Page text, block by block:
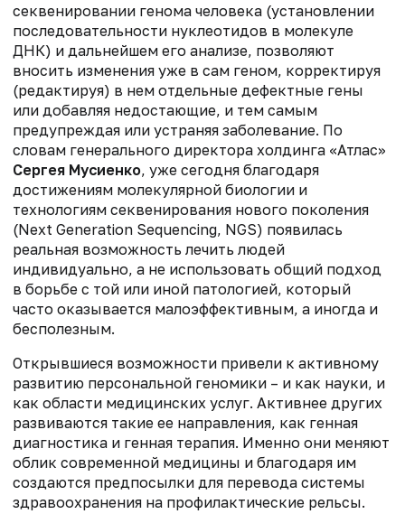
секвенировании генома человека (установлении
последовательности нуклеотидов в молекуле
ДНК) и дальнейшем его анализе, позволяют
вносить изменения уже в сам геном, корректируя
(редактируя) в нем отдельные дефектные гены
или добавляя недостающие, и тем самым
предупреждая или устраняя заболевание. По
словам генерального директора холдинга «Атлас»
Сергея Мусиенко, уже сегодня благодаря
достижениям молекулярной биологии и
технологиям секвенирования нового поколения
(Next Generation Sequencing, NGS) появилась
реальная возможность лечить людей
индивидуально, а не использовать общий подход
в борьбе с той или иной патологией, который
часто оказывается малоэффективным, а иногда и
бесполезным.
Открывшиеся возможности привели к активному
развитию персональной геномики – и как науки, и
как области медицинских услуг. Активнее других
развиваются такие ее направления, как генная
диагностика и генная терапия. Именно они меняют
облик современной медицины и благодаря им
создаются предпосылки для перевода системы
здравоохранения на профилактические рельсы.